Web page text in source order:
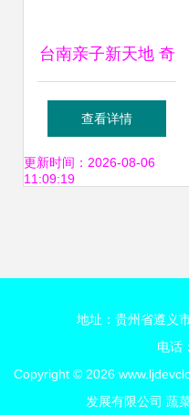
台南亲子新天地 奇
美食品幸福工厂让
孩子玩出学习力与
查看详情
更新时间：2026-08-06
11:09:19
地址：贵州省遵义
电话
Copyright © 2026
发展有限公司 蔬